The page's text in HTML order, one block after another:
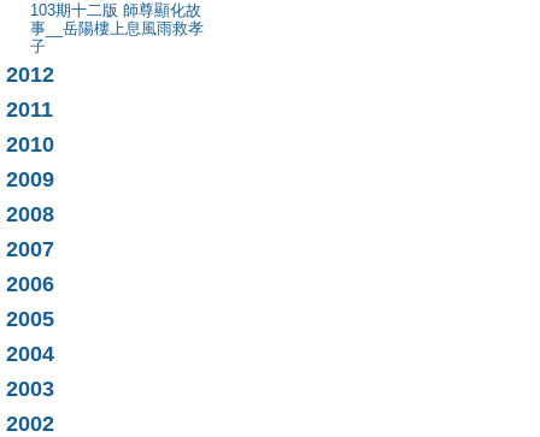
103期十二版 師尊顯化故
事__岳陽樓上息風雨救孝
子
2012
2011
2010
2009
2008
2007
2006
2005
2004
2003
2002